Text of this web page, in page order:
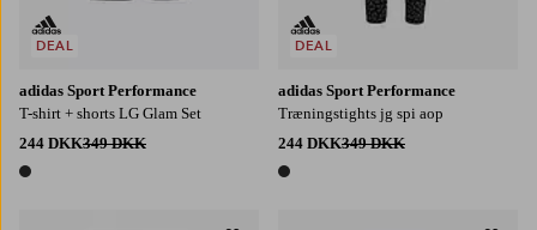
adidas Sport Performance
T-shirt + shorts LG Glam Set
244 DKK349 DKK
1 farve
DEAL
adidas Sport Performance
Træningstights jg spi aop
244 DKK349 DKK
1 farve
DEAL